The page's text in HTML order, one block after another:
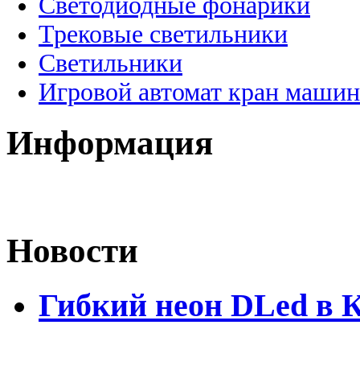
Трековые светильники
Светильники
Игровой автомат кран
Информация
Новости
Гибкий неон DLed в